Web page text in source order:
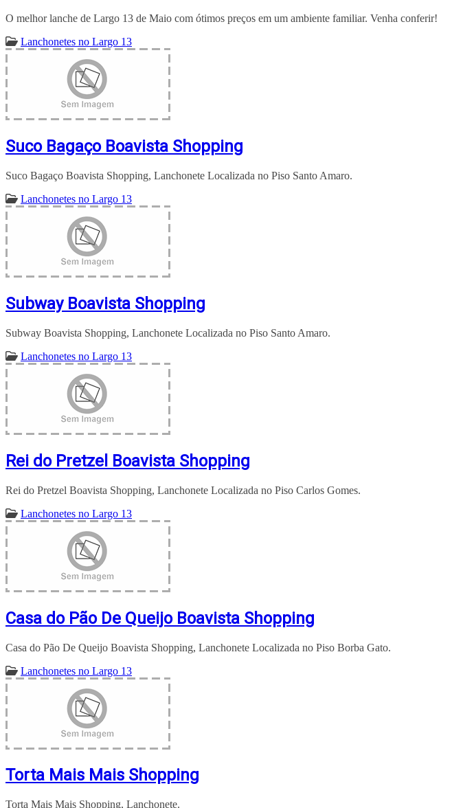
O melhor lanche de Largo 13 de Maio com ótimos preços em um ambiente familiar. Venha conferir!
Lanchonetes no Largo 13
Suco Bagaço Boavista Shopping
Suco Bagaço Boavista Shopping, Lanchonete Localizada no Piso Santo Amaro.
Lanchonetes no Largo 13
Subway Boavista Shopping
Subway Boavista Shopping, Lanchonete Localizada no Piso Santo Amaro.
Lanchonetes no Largo 13
Rei do Pretzel Boavista Shopping
Rei do Pretzel Boavista Shopping, Lanchonete Localizada no Piso Carlos Gomes.
Lanchonetes no Largo 13
Casa do Pão De Queijo Boavista Shopping
Casa do Pão De Queijo Boavista Shopping, Lanchonete Localizada no Piso Borba Gato.
Lanchonetes no Largo 13
Torta Mais Mais Shopping
Torta Mais Mais Shopping, Lanchonete.